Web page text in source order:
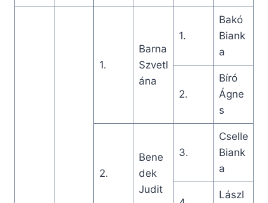
1.
Barna
Szvetl
ána
1.
Bakó
Biank
a
2.
Bíró
Ágne
s
2.
Bene
dek
Judit
3.
Cselle
Biank
a
Lászl